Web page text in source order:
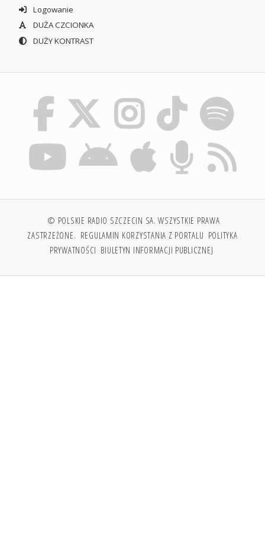
Logowanie
DUŻA CZCIONKA
DUŻY KONTRAST
© POLSKIE RADIO SZCZECIN SA. WSZYSTKIE PRAWA
ZASTRZEŻONE. REGULAMIN KORZYSTANIA Z PORTALU POLITYKA
PRYWATNOŚCI BIULETYN INFORMACJI PUBLICZNEJ